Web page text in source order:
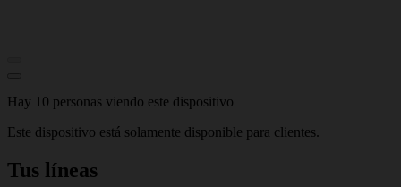
Hay 10 personas viendo este dispositivo
Este dispositivo está solamente disponible para clientes.
Tus líneas